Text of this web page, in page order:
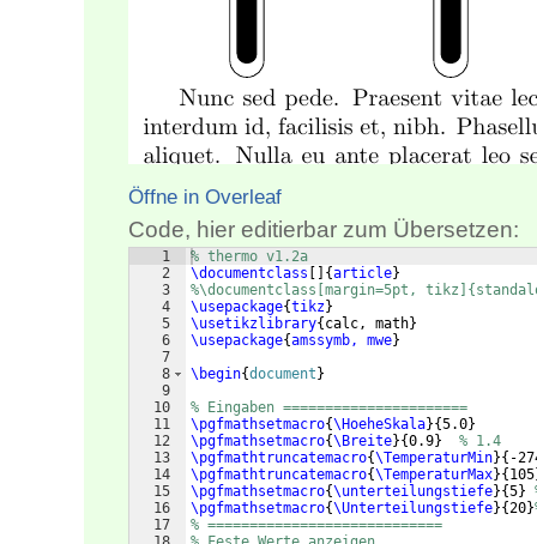
Öffne in Overleaf
Code, hier editierbar zum Übersetzen:
1
2
3
4
5
6
7
8
9
10
11
12
13
14
15
16
17
% thermo v1.2a
\documentclass [ ] {article}
%\documentclass[margin=5pt,
\usepackage{tikz}
\usetikzlibrary{calc, math}
\usepackage{amssymb, mwe}
\begin{document}
% Eingaben ======================
\pgfmathsetmacro{\HoeheSkala}{5.0}
\pgfmathsetmacro{\Breite}{0.9}
% 1.4
\pgfmathtruncatemacro{\TemperaturMin}{ -
\pgfmathtruncatemacro{\TemperaturMax}{105
\pgfmathsetmacro{\unterteilungstiefe}{5}
\pgfmathsetmacro{\Unterteilungstiefe}{20}
% ============================